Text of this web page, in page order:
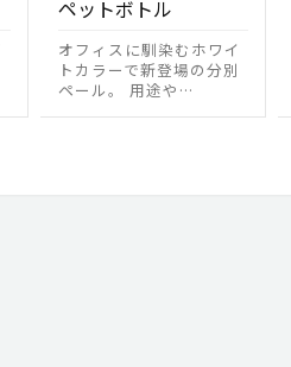
ペットボトル
オフィスに馴染むホワイ
トカラーで新登場の分別
ペール。 用途や…